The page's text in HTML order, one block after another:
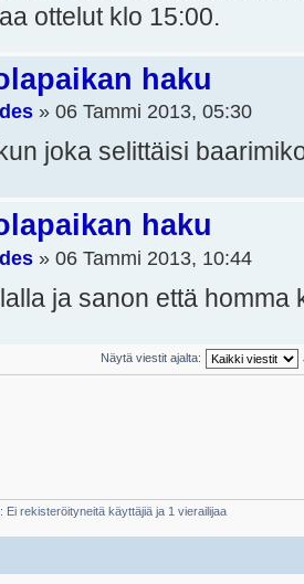
ottelut klo 15:00.
haku
» 06 Tammi 2013, 05:30
joka selittäisi
haku
» 06 Tammi 2013, 10:44
ja sanon että homma
Näytä viestit ajalta:
Ei rekisteröityneitä käyttäjiä ja 1 vierailijaa